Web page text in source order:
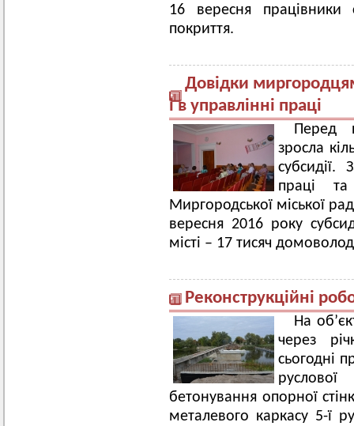
16 вересня працівники
покриття.
Довідки
і в управлінні праці
Перед
зросла
субсидії.
праці та
Миргородської міської
вересня 2016 року
місті – 17 тисяч
Реконструкційні
На
через
сьогодні
бетонування опорної
металевого каркасу 5-ї